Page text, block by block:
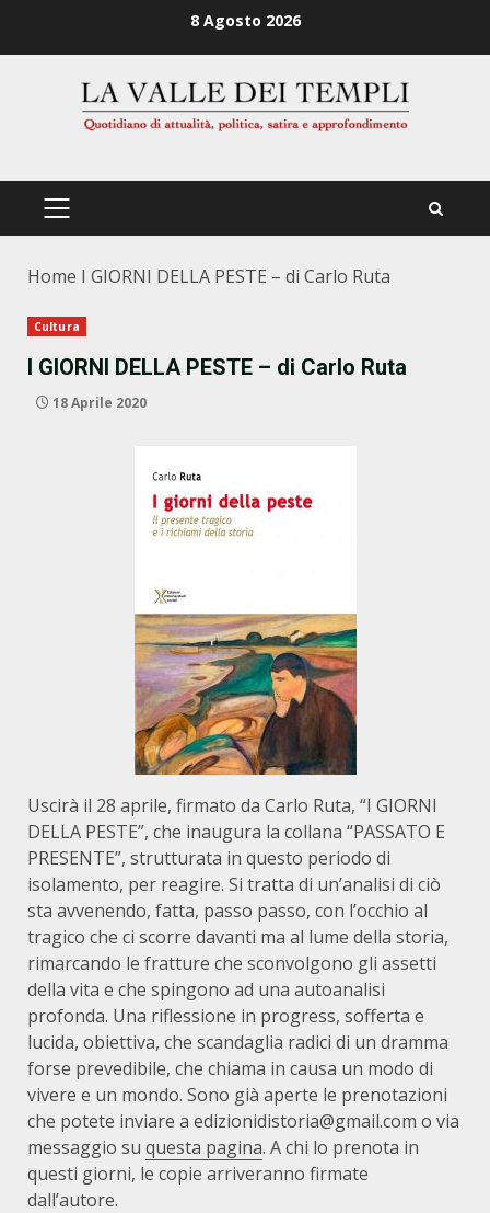
8 Agosto 2026
PRIMÄRES
Home I GIORNI DELLA PESTE – di Carlo Ruta
Cultura
I GIORNI DELLA PESTE – di Carlo Ruta
18 Aprile 2020
Uscirà il 28 aprile, firmato da Carlo Ruta, “I GIORNI
DELLA PESTE”, che inaugura la collana “PASSATO E
PRESENTE”, strutturata in questo periodo di
isolamento, per reagire. Si tratta di un’analisi di ciò
sta avvenendo, fatta, passo passo, con l’occhio al
tragico che ci scorre davanti ma al lume della storia,
rimarcando le fratture che sconvolgono gli assetti
della vita e che spingono ad una autoanalisi
profonda. Una riflessione in progress, sofferta e
lucida, obiettiva, che scandaglia radici di un dramma
forse prevedibile, che chiama in causa un modo di
vivere e un mondo. Sono già aperte le prenotazioni
che potete inviare a edizionidistoria@gmail.com o via
messaggio su questa pagina. A chi lo prenota in
questi giorni, le copie arriveranno firmate
dall’autore.